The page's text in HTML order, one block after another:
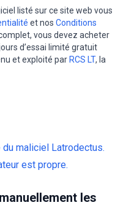
listé sur ce site web vous
et nos Conditions
vous devez acheter
d’essai limité gratuit
et exploité par RCS LT, la
maliciel Latrodectus.
est propre.
les